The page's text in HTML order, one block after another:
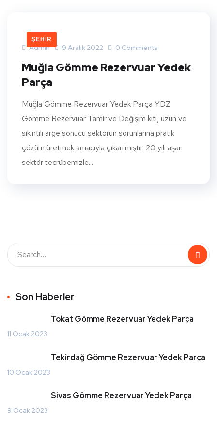
ŞEHIR
Admin 9 Aralık 2022 0 Comments
Muğla Gömme Rezervuar Yedek
Parça
Muğla Gömme Rezervuar Yedek Parça YDZ
Gömme Rezervuar Tamir ve Değişim kiti, uzun ve
sıkıntılı arge sonucu sektörün sorunlarına pratik
çözüm üretmek amacıyla çıkarılmıştır. 20 yılı aşan
sektör tecrübemizle...
Son Haberler
Tokat Gömme Rezervuar Yedek Parça
11 Ocak 2023
Tekirdağ Gömme Rezervuar Yedek Parça
10 Ocak 2023
Sivas Gömme Rezervuar Yedek Parça
9 Ocak 2023